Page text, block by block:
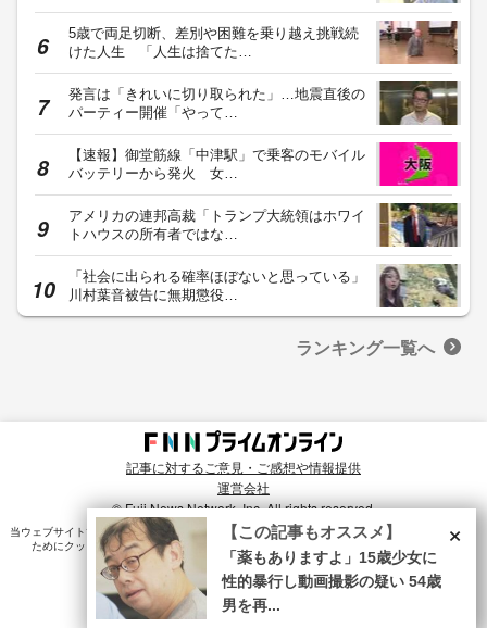
5歳で両足切断、差別や困難を乗り越え挑戦続
けた人生 「人生は捨てた…
発言は「きれいに切り取られた」…地震直後の
パーティー開催「やって…
【速報】御堂筋線「中津駅」で乗客のモバイル
バッテリーから発火 女…
アメリカの連邦高裁「トランプ大統領はホワイ
トハウスの所有者ではな…
「社会に出られる確率ほぼないと思っている」
川村葉音被告に無期懲役…
ランキング一覧へ
記事に対するご意見・ご感想や情報提供
運営会社
© Fuji News Network, Inc. All rights reserved.
当ウェブサイトでは、ユーザのニーズ・興味・関⼼に合致したコンテンツや広告配信を提供する
ためにクッキーを使⽤しています。詳細は、プライバシーポリシー をご確認ください。×
【この記事もオススメ】
「薬もありますよ」15歳少女に
性的暴行し動画撮影の疑い 54歳
男を再...